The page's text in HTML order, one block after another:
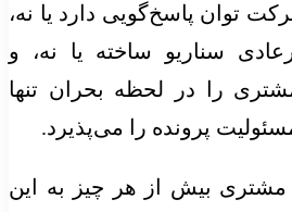
توان پاسخ‌گویی دارد یا نه،
سناریو ساخته یا نه، و
را در لحظه بحران تنها
پرونده را می‌پذیرد.
مشتری بیش از هر چیز به این